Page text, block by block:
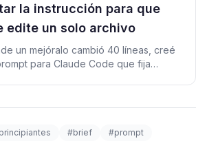
la instrucción para que
edite un solo archivo
un mejóralo cambió 40 líneas, creé
para Claude Code que fija
#brief
#prompt